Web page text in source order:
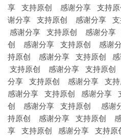
享 支持原创 感谢分享 支持
谢分享 支持原创 感谢分享 支
感谢分享 支持原创 感谢分享
创 感谢分享 支持原创 感谢
持原创 感谢分享 支持原创
支持原创 感谢分享 支持原
分享 支持原创 感谢分享 支
感谢分享 支持原创 感谢分享
创 感谢分享 支持原创 感谢
持原创 感谢分享 支持原创
享 支持原创 感谢分享 支持